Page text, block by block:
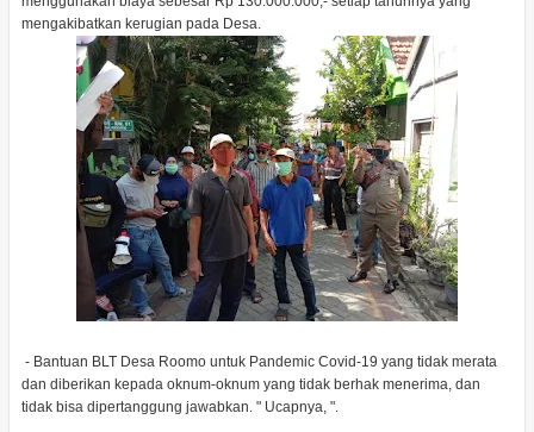
mengakibatkan kerugian pada Desa.
- Bantuan BLT Desa Roomo untuk Pandemic Covid-19 yang tidak merata
dan diberikan kepada oknum-oknum yang tidak berhak menerima, dan
tidak bisa dipertanggung jawabkan. " Ucapnya, ".